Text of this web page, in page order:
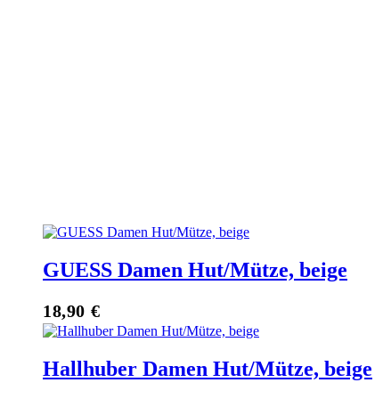
GUESS Damen Hut/Mütze, beige
18,90 €
Hallhuber Damen Hut/Mütze, beige